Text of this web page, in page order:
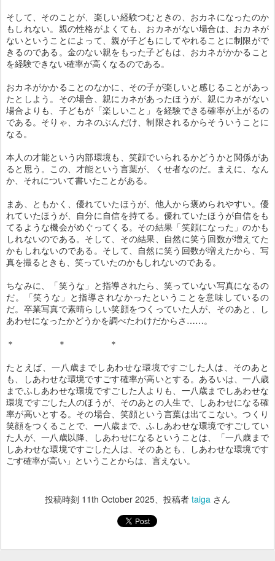
そして、そのことが、楽しい経験つむときの、おカネになったのか
もしれない。親の性格がよくても、おカネがない場合は、おカネが
ないということによって、親が子どもにしてやれることに制限がで
きるのである。金のない親をもった子どもは、おカネがかかること
を経験できない確率が高くなるのである。
おカネがかかることのなかに、その子が楽しいと感じることがあっ
たとしよう。その場合、親にカネがあったほうが、親にカネがない
場合よりも、子どもが「楽しいこと」を経験できる確率が上がるの
である。そりゃ、カネのぶんだけ、制限されるからそういうことに
なる。
本人の才能という内部環境も、笑顔でいられるかどうかと関係があ
ると思う。この、才能という言葉が、くせ者なのだ。まえに、なん
か、それについて書いたことがある。
まあ、ともかく、優れていたほうが、他人から褒められやすい。優
れていたほうが、自分に自信を持てる。優れていたほうが自信をも
てるような機会がめぐってくる。その結果「笑顔になった」のかも
しれないのである。そして、その結果、自然に笑う回数が増えてた
かもしれないのである。そして、自然に笑う回数が増えたから、写
真を撮るときも、笑っていたのかもしれないのである。
ちなみに、「笑うな」と指導されたら、笑っていない写真になるの
だ。「笑うな」と指導されなかったということを意味しているの
だ。卒業写真で素晴らしい笑顔をつくっていた人が、そのあと、し
あわせになったかどうかを調べたわけだからさ……。
＊ ＊ ＊
たとえば、一八歳までしあわせな環境ですごした人は、そのあと
も、しあわせな環境ですごす確率が高いとする。あるいは、一八歳
までふしあわせな環境ですごした人よりも、一八歳までしあわせな
環境ですごした人のほうが、そのあとの人生で、しあわせになる確
率が高いとする。その場合、笑顔という言葉は出てこない。つくり
笑顔をつくることで、一八歳まで、ふしあわせな環境ですごしてい
た人が、一八歳以降、しあわせになるということは、「一八歳まで
しあわせな環境ですごした人は、そのあとも、しあわせな環境です
ごす確率が高い」ということからは、言えない。
投稿時刻 11th October 2025、投稿者 taiga さん